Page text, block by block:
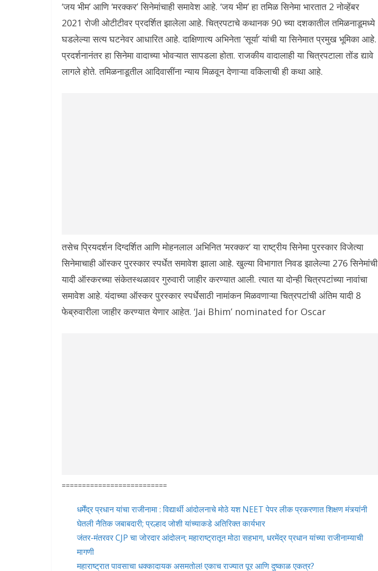
‘जय भीम’ आणि ‘मरक्कर’ सिनेमांचाही समावेश आहे. ‘जय भीम’ हा तमिळ सिनेमा भारतात 2 नोव्हेंबर
2021 रोजी ओटीटीवर प्रदर्शित झालेला आहे. चित्रपटाचे कथानक 90 च्या दशकातील तमिळनाडूमध्ये
घडलेल्या सत्य घटनेवर आधारित आहे. दाक्षिणात्य अभिनेता ‘सूर्या’ यांची या सिनेमात प्रमुख भूमिका आहे.
प्रदर्शनानंतर हा सिनेमा वादाच्या भोवऱ्यात सापडला होता. राजकीय वादालाही या चित्रपटाला तोंड द्यावे
लागले होते. तमिळनाडूतील आदिवासींना न्याय मिळवून देणाऱ्या वकिलाची ही कथा आहे.
तसेच प्रियदर्शन दिग्दर्शित आणि मोहनलाल अभिनित ‘मरक्कर’ या राष्ट्रीय सिनेमा पुरस्कार विजेत्या
सिनेमाचाही ऑस्कर पुरस्कार स्पर्धेत समावेश झाला आहे. खुल्या विभागात निवड झालेल्या 276 सिनेमांची
यादी ऑस्करच्या संकेतस्थळावर गुरुवारी जाहीर करण्यात आली. त्यात या दोन्ही चित्रपटांच्या नावांचा
समावेश आहे. यंदाच्या ऑस्कर पुरस्कार स्पर्धेसाठी नामांकन मिळवणाऱ्या चित्रपटांची अंतिम यादी 8
फेब्रुवारीला जाहीर करण्यात येणार आहेत. ‘Jai Bhim’ nominated for Oscar
==========================
धर्मेंद्र प्रधान यांचा राजीनामा : विद्यार्थी आंदोलनाचे मोठे यश NEET पेपर लीक प्रकरणात शिक्षण मंत्र्यांनी
घेतली नैतिक जबाबदारी; प्रल्हाद जोशी यांच्याकडे अतिरिक्त कार्यभार
जंतर-मंतरवर CJP चा जोरदार आंदोलन; महाराष्ट्रातून मोठा सहभाग, धरमेंद्र प्रधान यांच्या राजीनाम्याची
मागणी
महाराष्ट्रात पावसाचा धक्कादायक असमतोल! एकाच राज्यात पूर आणि दुष्काळ एकत्र?